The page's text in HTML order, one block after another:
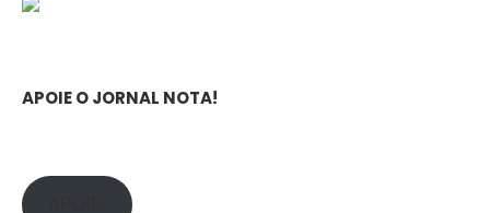
APOIE O JORNAL NOTA!